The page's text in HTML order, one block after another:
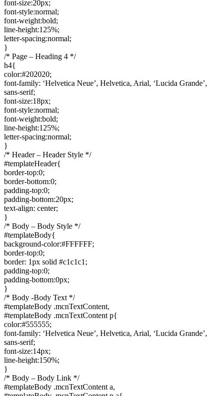
font-size:20px;
font-style:normal;
font-weight:bold;
line-height:125%;
letter-spacing:normal;
}
/* Page – Heading 4 */
h4{
color:#202020;
font-family: ‘Helvetica Neue’, Helvetica, Arial, ‘Lucida Grande’,
sans-serif;
font-size:18px;
font-style:normal;
font-weight:bold;
line-height:125%;
letter-spacing:normal;
}
/* Header – Header Style */
#templateHeader{
border-top:0;
border-bottom:0;
padding-top:0;
padding-bottom:20px;
text-align: center;
}
/* Body – Body Style */
#templateBody{
background-color:#FFFFFF;
border-top:0;
border: 1px solid #c1c1c1;
padding-top:0;
padding-bottom:0px;
}
/* Body -Body Text */
#templateBody .mcnTextContent,
#templateBody .mcnTextContent p{
color:#555555;
font-family: ‘Helvetica Neue’, Helvetica, Arial, ‘Lucida Grande’,
sans-serif;
font-size:14px;
line-height:150%;
}
/* Body – Body Link */
#templateBody .mcnTextContent a,